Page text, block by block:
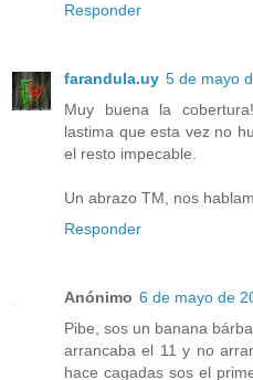
Responder
farandula.uy 5 de mayo
Muy buena la
lastima que esta vez no
el resto impecable.
Un abrazo TM, nos
Responder
Anónimo 6 de mayo de
Pibe, sos un banana
arrancaba el 11 y no
hace cagadas sos el